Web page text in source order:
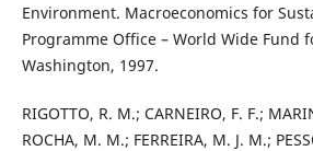
Environment. Macroeconomics for
Programme Office – World Wide Fund
Washington, 1997.
RIGOTTO, R. M.; CARNEIRO, F. F.;
ROCHA, M. M.; FERREIRA, M. J. M.;